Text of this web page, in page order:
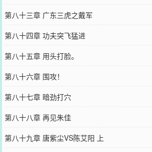
第八十三章 广东三虎之戴军
第八十四章 功夫突飞猛进
第八十五章 用头打脸。
第八十六章 围攻！
第八十七章 暗劲打穴
第八十八章 再见朱佳
第八十九章 唐紫尘VS陈艾阳 上